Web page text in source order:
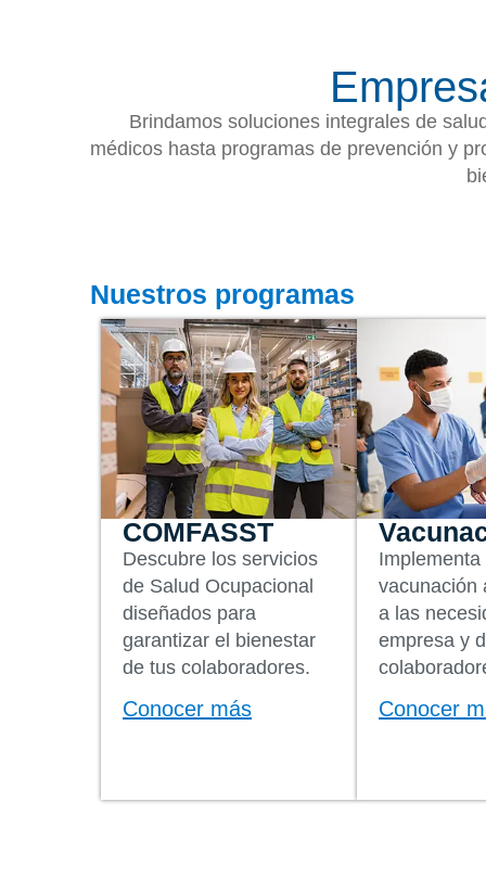
Brindamos soluciones integrales de
médicos hasta programas de prevención y
Nuestros programas
COMFASST
Descubre los servicios
de Salud Ocupacional
diseñados para
garantizar el bienestar
de tus colaboradores.
Conocer más
vacunación
a las
empresa y
Conocer